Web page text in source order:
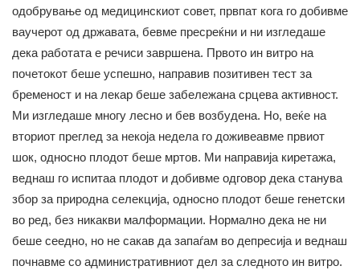
одобрување од медицинскиот совет, првпат кога го добивме
ваучерот од државата, бевме пресреќни и ни изгледаше
дека работата е речиси завршена. Првото ин витро на
почетокот беше успешно, направив позитивен тест за
бременост и на лекар беше забележана срцева активност.
Ми изгледаше многу лесно и бев возбудена. Но, веќе на
вториот преглед за некоја недела го доживеавме првиот
шок, односно плодот беше мртов. Ми направија киретажа,
веднаш го испитаа плодот и добивме одговор дека станува
збор за природна селекција, односно плодот беше генетски
во ред, без никакви малформации. Нормално дека не ни
беше сеедно, но не сакав да запаѓам во депресија и веднаш
почнавме со административниот дел за следното ин витро.